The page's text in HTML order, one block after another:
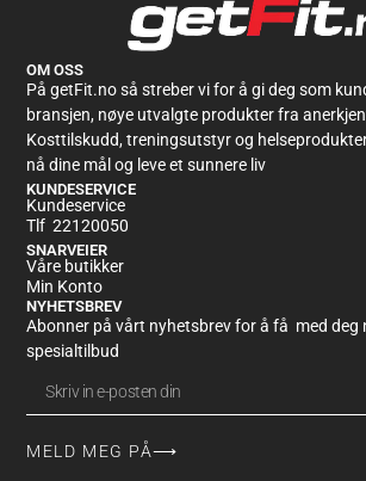
OM OSS
På getFit.no så streber vi for å gi deg som
bransjen, nøye utvalgte produkter fra
Kosttilskudd, treningsutstyr og
nå dine mål og leve et sunnere liv
KUNDESERVICE
Kundeservice
Tlf 22120050
SNARVEIER
Våre butikker
Min Konto
NYHETSBREV
Abonner på vårt nyhetsbrev for å få med deg
spesialtilbud
MELD MEG PÅ⟶